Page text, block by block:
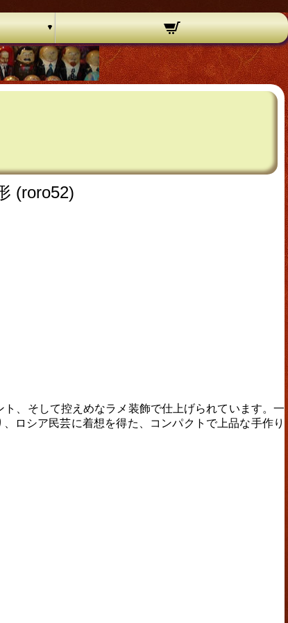
(roro52)
、そして控えめなラメ装飾で仕上げられています。一
ロシア民芸に着想を得た、コンパクトで上品な手作り